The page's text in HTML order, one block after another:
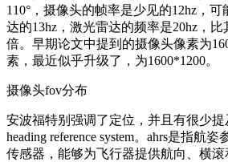
110°，摄像头的帧率是少见的12hz，
达的13hz，激光雷达的频率是20hz，
倍。早期论文中提到的摄像头像素为
素，最近似乎升级了，为1600*1200。
摄像头fov分布
安波福特别强调了定位，并且有很少提
heading reference system。ahrs是指航
传感器，能够为飞行器提供航向、横